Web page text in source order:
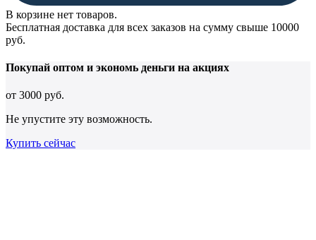
В корзине нет товаров.
Бесплатная доставка для всех заказов на сумму свыше 10000
руб.
Покупай оптом и экономь деньги на акциях
от 3000 руб.
Не упустите эту возможность.
Купить сейчас